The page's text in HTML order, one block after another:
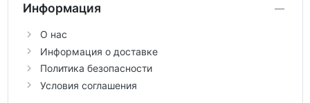
Информация
О нас
Информация о доставке
Политика безопасности
Условия соглашения